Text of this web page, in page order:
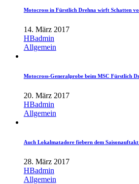
Motocross in Fürstlich Drehna wirft Schatten
14. März 2017
HBadmin
Allgemein
Motocross-Generalprobe beim MSC Fürstlich
20. März 2017
HBadmin
Allgemein
Auch Lokalmatadore fiebern dem Saisonauftakt
28. März 2017
HBadmin
Allgemein